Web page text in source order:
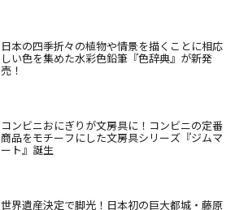
日本の四季折々の植物や情景を描くことに相応
しい色を集めた水彩色鉛筆『色辞典』が新発
売！
コンビニおにぎりが文房具に！コンビニの定番
商品をモチーフにした文房具シリーズ『ジムマ
ート』誕生
世界遺産決定で脚光！日本初の巨大都城・藤原